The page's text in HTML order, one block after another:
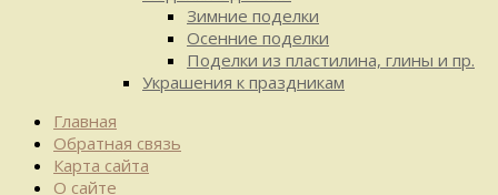
Зимние поделки
Осенние поделки
Поделки из пластилина, глины и пр.
Украшения к праздникам
Главная
Обратная связь
Карта сайта
О сайте